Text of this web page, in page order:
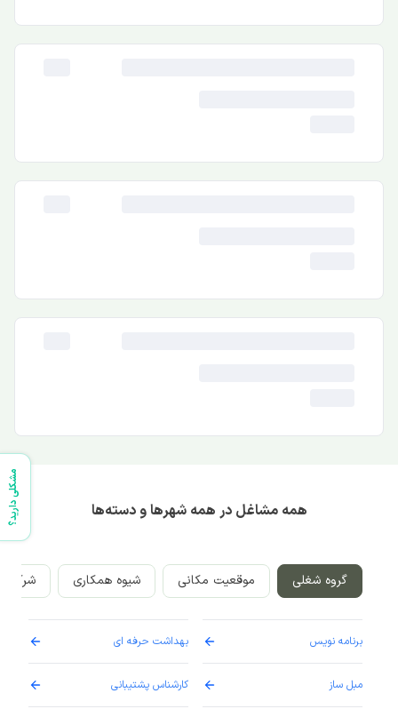
همه مشاغل در همه شهرها و دسته‌ها
گروه شغلی موقعیت مکانی شیوه همکاری
برنامه نویس
مبل ساز
بهداشت حرفه ای
کارشناس پشتیبانی
مشکلی دارید؟